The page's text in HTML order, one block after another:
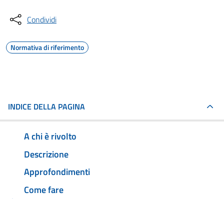
Condividi
Normativa di riferimento
INDICE DELLA PAGINA
A chi è rivolto
Descrizione
Approfondimenti
Come fare